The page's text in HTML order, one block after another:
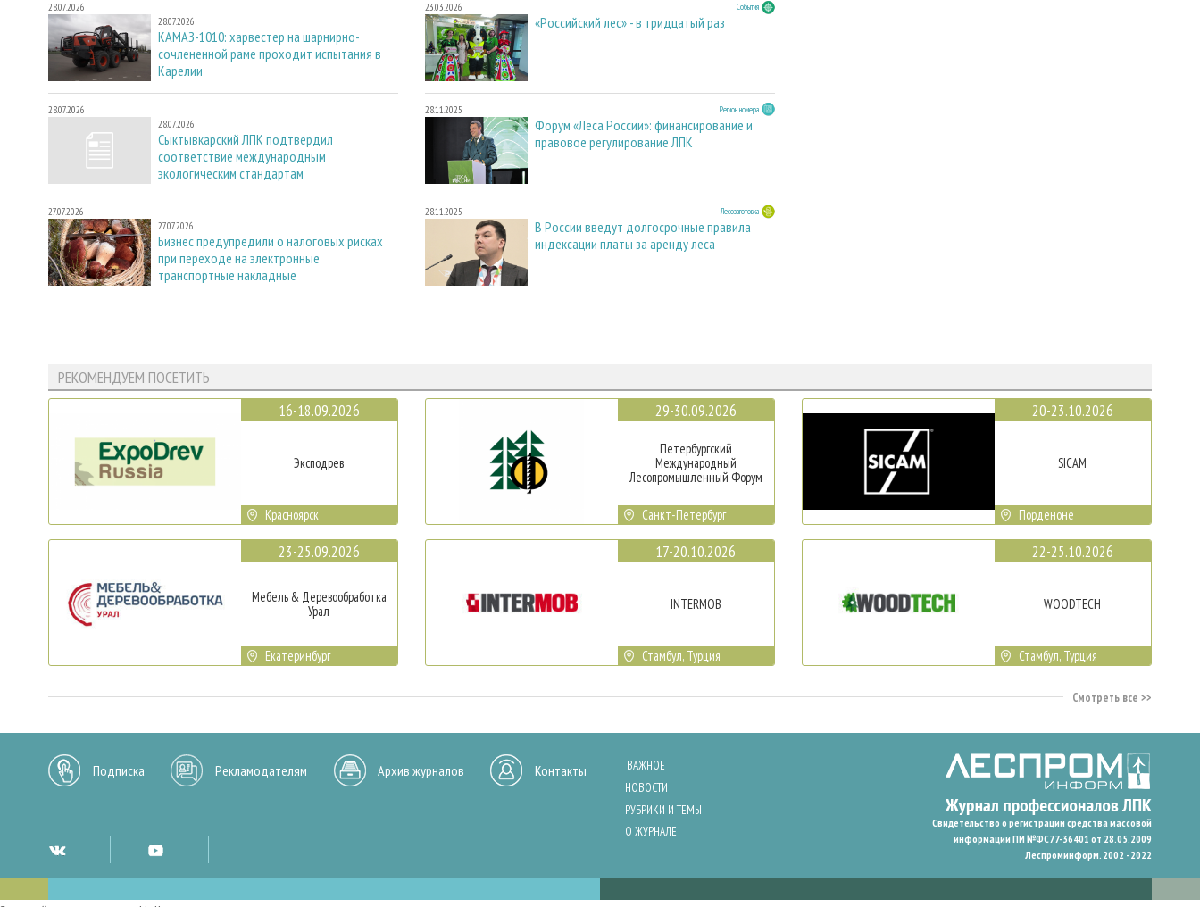
28.07.2026
28.07.2026
КАМАЗ-1010: харвестер на шарнирно-
сочлененной раме проходит испытания в
Карелии
28.07.2026
28.07.2026
Сыктывкарский ЛПК подтвердил
соответствие международным
экологическим стандартам
27.07.2026
27.07.2026
Бизнес предупредили о налоговых рисках
при переходе на электронные
транспортные накладные
23.03.2026 События
«Российский лес» - в тридцатый раз
28.11.2025 Регион номера
Форум «Леса России»: финансирование и
правовое регулирование ЛПК
28.11.2025 Лесозаготовка
В России введут долгосрочные правила
индексации платы за аренду леса
РЕКОМЕНДУЕМ ПОСЕТИТЬ
16-18.09.2026
Эксподрев
Красноярск
23-25.09.2026
Мебель & Деревообработка
Урал
Екатеринбург
29-30.09.2026
Петербургский
Международный
Лесопромышленный Форум
Санкт-Петербург
17-20.10.2026
INTERMOB
Стамбул, Турция
20-23.10.2026
SICAM
Порденоне
22-25.10.2026
WOODTECH
Стамбул, Турция
Смотреть все
Подписка Рекламодателям Архив журналов Контакты
ВАЖНОЕ
НОВОСТИ
РУБРИКИ И ТЕМЫ
О ЖУРНАЛЕ
Свидетельство о регистрации средства массовой
информации ПИ №ФС77-36401 от 28.05.2009
Леспроминформ. 2002 - 2022